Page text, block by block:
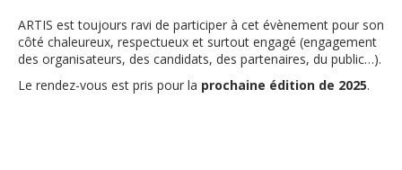
ARTIS est toujours ravi de participer à cet évènement pour son
côté chaleureux, respectueux et surtout engagé (engagement
des organisateurs, des candidats, des partenaires, du public…).
Le rendez-vous est pris pour la prochaine édition de 2025.